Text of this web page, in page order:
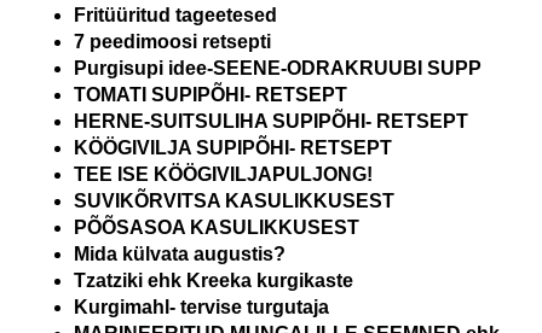
Fritüüritud tageetesed
7 peedimoosi retsepti
Purgisupi idee-SEENE-ODRAKRUUBI SUPP
TOMATI SUPIPÕHI- RETSEPT
HERNE-SUITSULIHA SUPIPÕHI- RETSEPT
KÖÖGIVILJA SUPIPÕHI- RETSEPT
TEE ISE KÖÖGIVILJAPULJONG!
SUVIKÕRVITSA KASULIKKUSEST
PÕÕSASOA KASULIKKUSEST
Mida külvata augustis?
Tzatziki ehk Kreeka kurgikaste
Kurgimahl- tervise turgutaja